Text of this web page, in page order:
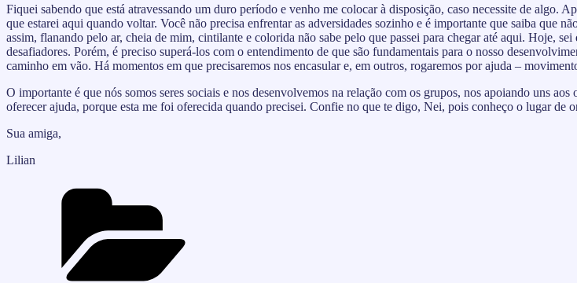
Fiquei sabendo que está atravessando um duro período e venho me colocar à disposição, caso necessite de algo.
que estarei aqui quando voltar. Você não precisa enfrentar as adversidades sozinho e é importante que saiba que
assim, flanando pelo ar, cheia de mim, cintilante e colorida não sabe pelo que passei para chegar até aqui. Hoje,
desafiadores. Porém, é preciso superá-los com o entendimento de que são fundamentais para o nosso
caminho em vão. Há momentos em que precisaremos nos encasular e, em outros, rogaremos por ajuda –
O importante é que nós somos seres sociais e nos desenvolvemos na relação com os grupos, nos apoiando uns
oferecer ajuda, porque esta me foi oferecida quando precisei. Confie no que te digo, Nei, pois conheço o lugar de
Sua amiga,
Lilian